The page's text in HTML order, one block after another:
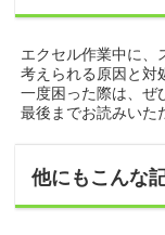
エクセル作業中に、
考えられる原因と対
一度困った際は、ぜ
最後までお読みいた
他にもこんな